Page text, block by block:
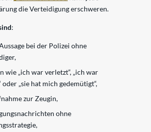
die Verteidigung erschweren.
:
bei der Polizei ohne
wie „ich war verletzt“, „ich war
„sie hat mich gedemütigt“,
zur Zeugin,
ohne